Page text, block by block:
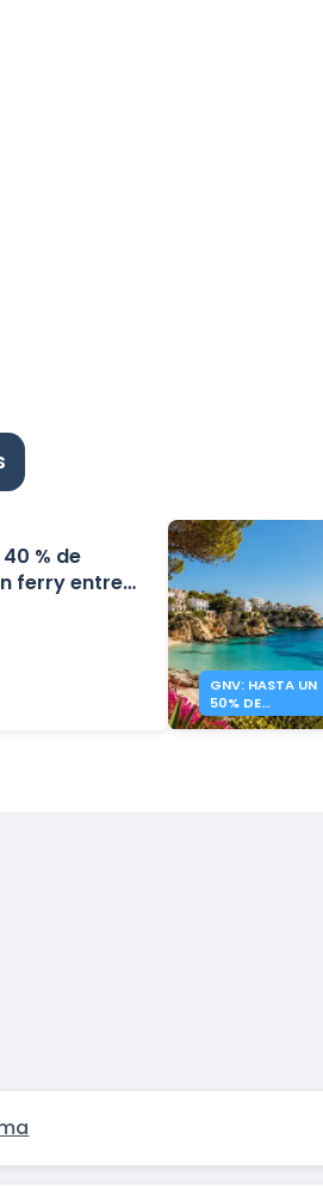
% de
ferry entre
GNV: HASTA UN
50% DE
DESCUENTO A